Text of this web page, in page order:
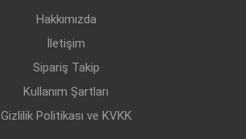
Hakkımızda
İletişim
Sipariş Takip
Kullanım Şartları
Gizlilik Politikası ve KVKK